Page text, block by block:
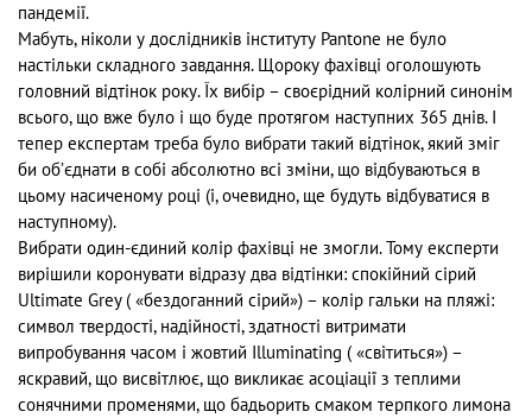
пандемії.
Мабуть, ніколи у дослідників інституту Pantone не було
настільки складного завдання. Щороку фахівці оголошують
головний відтінок року. Їх вибір – своєрідний колірний синонім
всього, що вже було і що буде протягом наступних 365 днів. І
тепер експертам треба було вибрати такий відтінок, який зміг
би об’єднати в собі абсолютно всі зміни, що відбуваються в
цьому насиченому році (і, очевидно, ще будуть відбуватися в
наступному).
Вибрати один-єдиний колір фахівці не змогли. Тому експерти
вирішили коронувати відразу два відтінки: спокійний сірий
Ultimate Grey ( «бездоганний сірий») – колір гальки на пляжі:
символ твердості, надійності, здатності витримати
випробування часом і жовтий Illuminating ( «світиться») –
яскравий, що висвітлює, що викликає асоціації з теплими
сонячними променями, що бадьорить смаком терпкого лимона